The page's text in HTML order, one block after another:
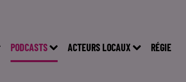
PODCASTS ACTEURS LOCAUX RÉGIE